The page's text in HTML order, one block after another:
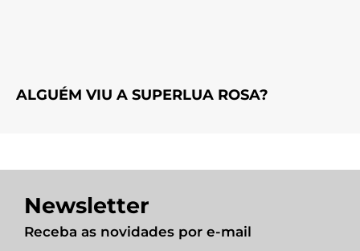
ALGUÉM VIU A SUPERLUA ROSA?
Newsletter
Receba as novidades por e-mail